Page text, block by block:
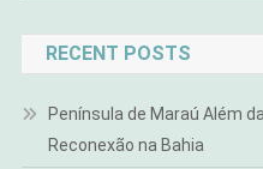
RECENT POSTS
Península de Maraú Além
Reconexão na Bahia